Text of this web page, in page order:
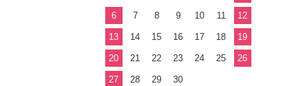
6 7 8 9 10 11 12
13 14 15 16 17 18 19
20 21 22 23 24 25 26
27 28 29 30